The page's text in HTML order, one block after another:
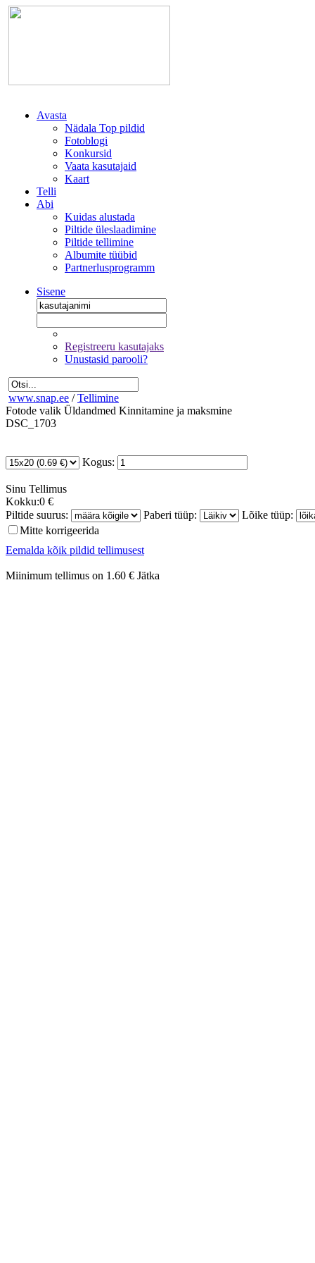
Avasta
Nädala Top pildid
Fotoblogi
Konkursid
Vaata kasutajaid
Kaart
Telli
Abi
Kuidas alustada
Piltide üleslaadimine
Piltide tellimine
Albumite tüübid
Partnerlusprogramm
Sisene
Registreeru kasutajaks
Unustasid parooli?
www.snap.ee / Tellimine
Fotode valik Üldandmed Kinnitamine ja maksmine
DSC_1703
Kogus:
Sinu Tellimus
Kokku:0 €
Piltide suurus:
Paberi tüüp:
Lõike tüüp:
Mitte korrigeerida
Eemalda kõik pildid tellimusest
Miinimum tellimus on 1.60 € Jätka